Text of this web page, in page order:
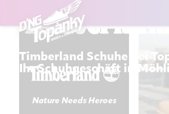
Timberland Schuhe bei
Ihr Schuhgeschäft in
Nature Needs Heroes